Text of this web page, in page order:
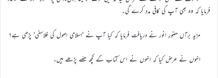
فرمایا کہ وہ بھی آپ کی کافی مدد کرے گی۔
مزید برآں حضورِ انور نے دریافت فرمایا کہ کیا آپ نے ’اسلامی اصول کی فلاسفی‘ پڑھی ہے؟
انہوں نے عرض کیا کہ انہوں نے اس کتاب کے کچھ حصّے پڑھے ہیں۔